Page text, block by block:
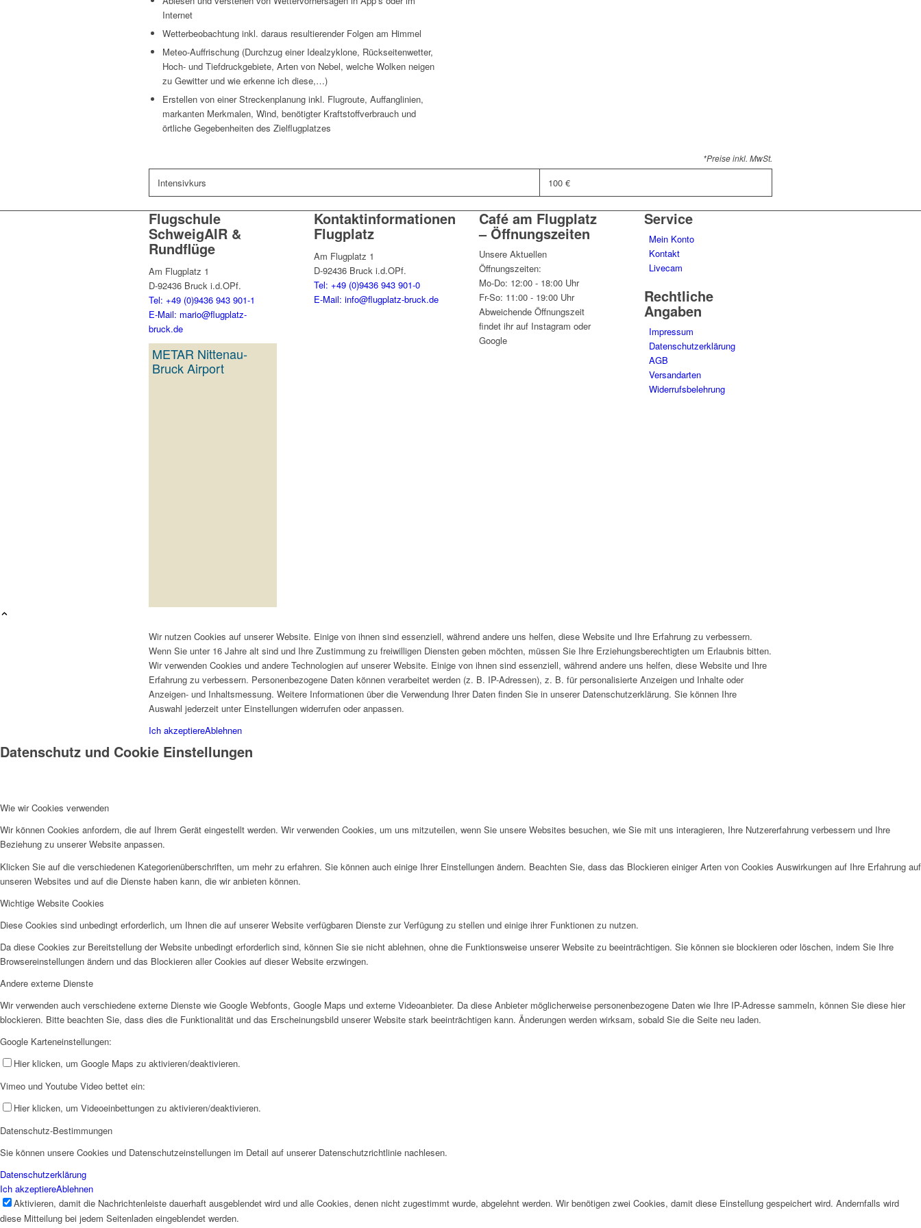
Internet
Wetterbeobachtung inkl. daraus resultierender Folgen am Himmel
Meteo-Auffrischung (Durchzug einer Idealzyklone, Rückseitenwetter,
Hoch- und Tiefdruckgebiete, Arten von Nebel, welche Wolken neigen
zu Gewitter und wie erkenne ich diese,…)
Erstellen von einer Streckenplanung inkl. Flugroute, Auffanglinien,
markanten Merkmalen, Wind, benötigter Kraftstoffverbrauch und
örtliche Gegebenheiten des Zielflugplatzes
*Preise inkl. MwSt.
Intensivkurs 100 €
Flugschule
SchweigAIR &
Rundflüge
Am Flugplatz 1
D-92436 Bruck i.d.OPf.
Tel: +49 (0)9436 943 901-1
E-Mail: mario@flugplatz-
bruck.de
METAR Nittenau-
Bruck Airport
Kontaktinformationen
Flugplatz
Am Flugplatz 1
D-92436 Bruck i.d.OPf.
Tel: +49 (0)9436 943 901-0
E-Mail: info@flugplatz-bruck.de
Café am Flugplatz
– Öffnungszeiten
Unsere Aktuellen
Öffnungszeiten:
Mo-Do: 12:00 - 18:00 Uhr
Fr-So: 11:00 - 19:00 Uhr
Abweichende Öffnungszeit
findet ihr auf Instagram oder
Google
Service
Mein Konto
Kontakt
Livecam
Rechtliche
Angaben
Impressum
Datenschutzerklärung
AGB
Versandarten
Widerrufsbelehrung
Wir nutzen Cookies auf unserer Website. Einige von ihnen sind essenziell, während andere uns helfen, diese Website und Ihre Erfahrung zu verbessern.
Wenn Sie unter 16 Jahre alt sind und Ihre Zustimmung zu freiwilligen Diensten geben möchten, müssen Sie Ihre Erziehungsberechtigten um Erlaubnis bitten.
Wir verwenden Cookies und andere Technologien auf unserer Website. Einige von ihnen sind essenziell, während andere uns helfen, diese Website und Ihre
Erfahrung zu verbessern. Personenbezogene Daten können verarbeitet werden (z. B. IP-Adressen), z. B. für personalisierte Anzeigen und Inhalte oder
Anzeigen- und Inhaltsmessung. Weitere Informationen über die Verwendung Ihrer Daten finden Sie in unserer Datenschutzerklärung. Sie können Ihre
Auswahl jederzeit unter Einstellungen widerrufen oder anpassen.
Ich akzeptiereAblehnen
Datenschutz und Cookie Einstellungen
Wie wir Cookies verwenden
Wir können Cookies anfordern, die auf Ihrem Gerät eingestellt werden. Wir verwenden Cookies, um uns mitzuteilen, wenn Sie unsere Websites besuchen, wie Sie mit uns interagieren, Ihre Nutzererfahrung verbessern und Ihre
Beziehung zu unserer Website anpassen.
Klicken Sie auf die verschiedenen Kategorienüberschriften, um mehr zu erfahren. Sie können auch einige Ihrer Einstellungen ändern. Beachten Sie, dass das Blockieren einiger Arten von Cookies Auswirkungen auf Ihre Erfahrung auf
unseren Websites und auf die Dienste haben kann, die wir anbieten können.
Wichtige Website Cookies
Diese Cookies sind unbedingt erforderlich, um Ihnen die auf unserer Website verfügbaren Dienste zur Verfügung zu stellen und einige ihrer Funktionen zu nutzen.
Da diese Cookies zur Bereitstellung der Website unbedingt erforderlich sind, können Sie sie nicht ablehnen, ohne die Funktionsweise unserer Website zu beeinträchtigen. Sie können sie blockieren oder löschen, indem Sie Ihre
Browsereinstellungen ändern und das Blockieren aller Cookies auf dieser Website erzwingen.
Andere externe Dienste
Wir verwenden auch verschiedene externe Dienste wie Google Webfonts, Google Maps und externe Videoanbieter. Da diese Anbieter möglicherweise personenbezogene Daten wie Ihre IP-Adresse sammeln, können Sie diese hier
blockieren. Bitte beachten Sie, dass dies die Funktionalität und das Erscheinungsbild unserer Website stark beeinträchtigen kann. Änderungen werden wirksam, sobald Sie die Seite neu laden.
Google Karteneinstellungen:
Hier klicken, um Google Maps zu aktivieren/deaktivieren.
Vimeo und Youtube Video bettet ein:
Hier klicken, um Videoeinbettungen zu aktivieren/deaktivieren.
Datenschutz-Bestimmungen
Sie können unsere Cookies und Datenschutzeinstellungen im Detail auf unserer Datenschutzrichtlinie nachlesen.
Datenschutzerklärung
Ich akzeptiereAblehnen
Aktivieren, damit die Nachrichtenleiste dauerhaft ausgeblendet wird und alle Cookies, denen nicht zugestimmt wurde, abgelehnt werden. Wir benötigen zwei Cookies, damit diese Einstellung gespeichert wird. Andernfalls wird
diese Mitteilung bei jedem Seitenladen eingeblendet werden.